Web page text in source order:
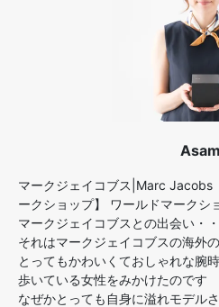
マークジェイコブス|Marc
ークショップ】 ワールドマークシ
マークジェイコブスとの出会い・・
それはマークジェイコブスの海外の
とってもかわいくておしゃれな腕
歩いている女性をみかけたのです
なぜかとっても自身に溢れモデル